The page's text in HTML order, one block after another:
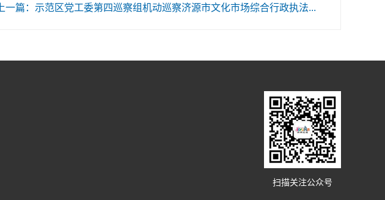
上一篇：示范区党工委第四巡察组机动巡察济源市文化市场综合行政执法...
扫描关注公众号